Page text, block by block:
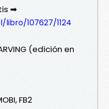
➡
107627/1124
(edición en
FB2